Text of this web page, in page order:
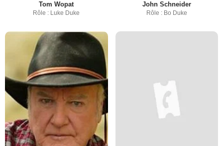
Tom Wopat
Rôle : Luke Duke
John Schneider
Rôle : Bo Duke